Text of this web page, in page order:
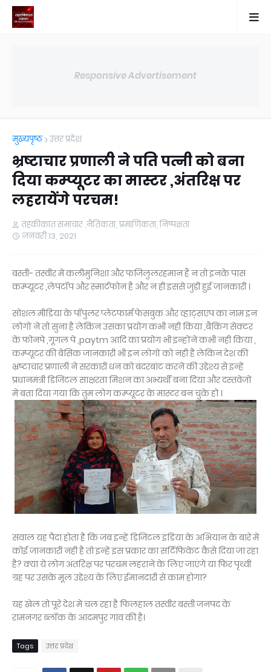
Responsive Advertisement
मुख्यपृष्ठ उत्तर प्रदेश
भ्रष्टाचार प्रणाली ने पति पत्नी को बना
दिया कम्प्यूटर का मास्टर ,अंतरिक्ष पर
लहरायेंगे परचम!
तहकीकात समाचार ,नैतिकता, प्रमाणिकता, निष्पक्षता
जनवरी 13, 2021
बस्ती- तस्वीर में कलीमुनिशा और फजिलुलरहमान हैं न तो इनके पास
कम्प्यूटर ,लेपटॉप और स्मार्टफोन है और न ही इससे जुड़ी हुई जानकारी ।
सोशल मीडिया के पॉपुलर प्लेटफार्म फेसबुक और व्हाट्सएप का नाम इन
लोगों ने तो सुना है लेकिन उसका प्रयोग कभी नही किया ,बैंकिंग सेक्टर
के फोनपे ,गूगल पे ,paytm आदि का प्रयोग भी इन्होंने कभी नही किया ,
कम्प्यूटर की बेसिक जानकारी भी इन लोगों को नही है लेकिन देश की
भ्रष्टाचार प्रणाली ने सरकारी धन को बंदरबांट करने की उद्देश्य से इन्हें
प्रधानमंत्री डिजिटल साक्षरता मिशन का अभ्यर्थी बना दिया और दस्तवेजों
में बता दिया गया कि तुम लोग कम्प्यूटर के मास्टर बन चुके हो ।
सवाल यह पैदा होता है कि जब इन्हें डिजिटल इंडिया के अभियान के बारे में
कोई जानकारी नही है तो इन्हें इस प्रकार का सर्टिफिकेट कैसे दिया जा रहा
है? क्या ये लोग अंतरिक्ष पर परचम लहराने के लिए जाएंगे या फिर पृथ्वी
ग्रह पर उसके मूल उद्देश्य के लिए ईमानदारी से काम होगा?
यह खेल तो पूरे देश मे चल रहा है फिलहाल तस्वीर बस्ती जनपद के
रामनगर ब्लॉक के आदमपुर गांव की है।
Tags उत्तर प्रदेश